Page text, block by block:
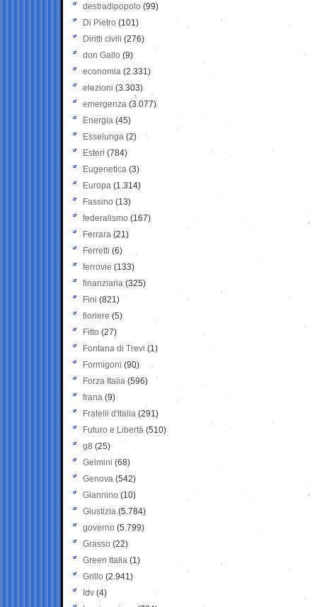
destradipopolo (99)
Di Pietro (101)
Diritti civili (276)
don Gallo (9)
economia (2.331)
elezioni (3.303)
emergenza (3.077)
Energia (45)
Esselunga (2)
Esteri (784)
Eugenetica (3)
Europa (1.314)
Fassino (13)
federalismo (167)
Ferrara (21)
Ferretti (6)
ferrovie (133)
finanziaria (325)
Fini (821)
fioriere (5)
Fitto (27)
Fontana di Trevi (1)
Formigoni (90)
Forza Italia (596)
frana (9)
Fratelli d'Italia (291)
Futuro e Libertà (510)
g8 (25)
Gelmini (68)
Genova (542)
Giannino (10)
Giustizia (5.784)
governo (5.799)
Grasso (22)
Green Italia (1)
Grillo (2.941)
Idv (4)